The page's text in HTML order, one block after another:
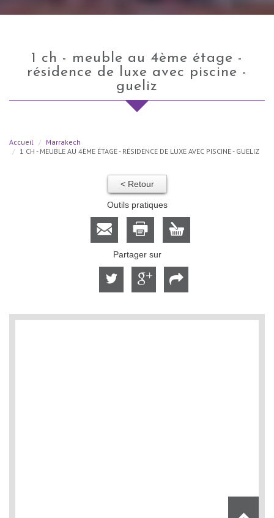
1 ch - meuble au 4ème étage -
résidence de luxe avec piscine -
gueliz
Accueil
Marrakech
1 CH - MEUBLE AU 4ÈME ÉTAGE - RÉSIDENCE DE LUXE AVEC PISCINE - GUELIZ
< Retour
Outils pratiques
Partager sur